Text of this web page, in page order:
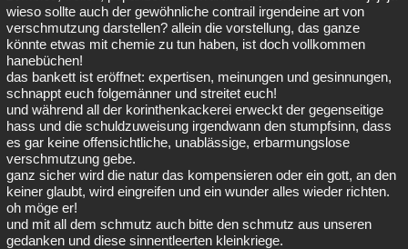
wieso sollte auch der gewöhnliche contrail irgendeine art von
verschmutzung darstellen? allein die vorstellung, das ganze
könnte etwas mit chemie zu tun haben, ist doch vollkommen
hanebüchen!
das bankett ist eröffnet: expertisen, meinungen und gesinnungen,
schnappt euch folgemänner und streitet euch!
und während all der korinthenkackerei erweckt der gegenseitige
hass und die schuldzuweisung irgendwann den stumpfsinn, dass
es gar keine offensichtliche, unablässige, erbarmungslose
verschmutzung gebe.
ganz sicher wird die natur das kompensieren oder ein gott, an den
keiner glaubt, wird eingreifen und ein wunder alles wieder richten.
oh möge er!
und mit all dem schmutz auch bitte den schmutz aus unseren
gedanken und diese sinnentleerten kleinkriege.